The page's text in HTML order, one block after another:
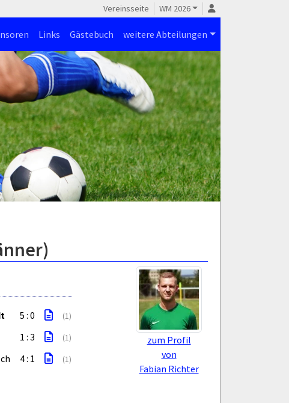
Vereinsseite WM 2026
Links Gästebuch weitere Abteilungen
zum Profil
von
Fabian Richter
5 : 0 (1)
1 : 3 (1)
4 : 1 (1)